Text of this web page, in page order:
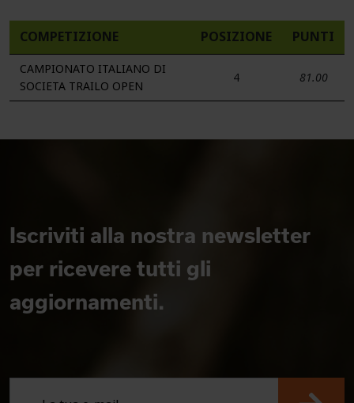
COMPETIZIONE POSIZIONE PUNTI
CAMPIONATO ITALIANO DI
SOCIETA TRAILO OPEN
4 81.00
Iscriviti alla nostra newsletter
per ricevere tutti gli
aggiornamenti.